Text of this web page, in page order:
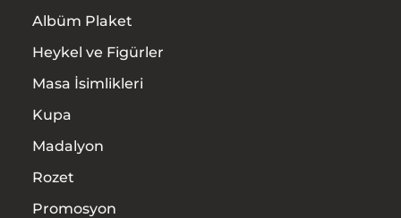
Albüm Plaket
Heykel ve Figürler
Masa İsimlikleri
Kupa
Madalyon
Rozet
Promosyon